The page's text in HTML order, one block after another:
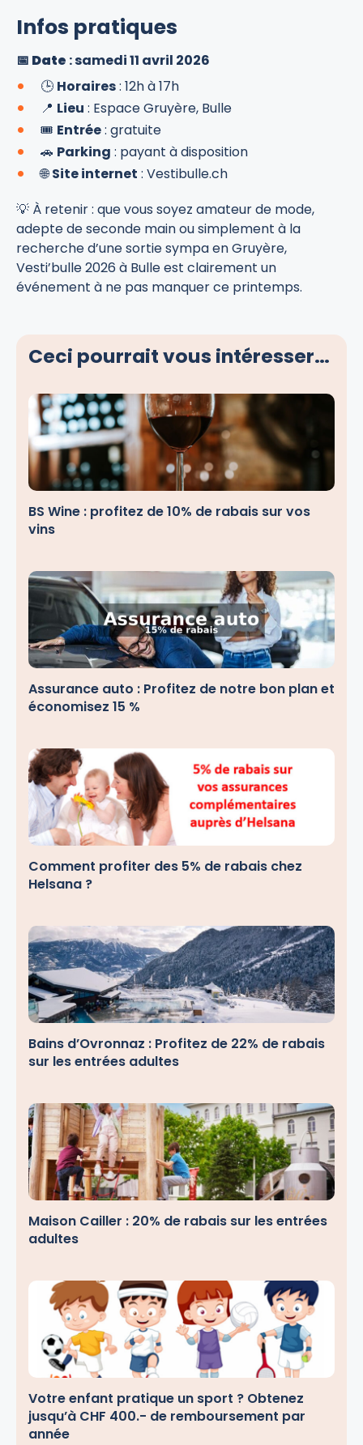
Infos pratiques
📅 Date : samedi 11 avril 2026
🕒 Horaires: 12h à 17h
📍 Lieu : Espace Gruyère, Bulle
🎟️ Entrée: gratuite
🚗 Parking : payant à disposition
🌐Site internet : Vestibulle.ch
💡 À retenir : que vous soyez amateur de mode,
adepte de seconde main ou simplement à la
recherche d’une sortie sympa en Gruyère,
Vesti’bulle 2026 à Bulle est clairement un
événement à ne pas manquer ce printemps.
Ceci pourrait vous intéresser…
BS Wine : profitez de 10% de rabais sur vos
vins
Assurance auto : Profitez de notre bon plan et
économisez 15 %
Comment profiter des 5% de rabais chez
Helsana ?
Bains d’Ovronnaz : Profitez de 22% de rabais
sur les entrées adultes
Maison Cailler : 20% de rabais sur les entrées
adultes
Votre enfant pratique un sport ? Obtenez
jusqu’à CHF 400.- de remboursement par
année